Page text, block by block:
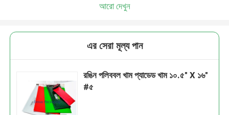
আরো দেখুন
এর সেরা মূল্য পান
রঙিন পলিববল খাম প্যাডেড খাম ১০.৫" X ১৬"
#৫